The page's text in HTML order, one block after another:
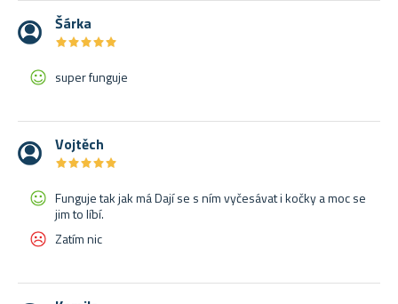
Šárka
★★★★★
★★★★★
super funguje
Vojtěch
★★★★★
★★★★★
Funguje tak jak má Dají se s ním vyčesávat i kočky a moc se
jim to líbí.
Zatím nic